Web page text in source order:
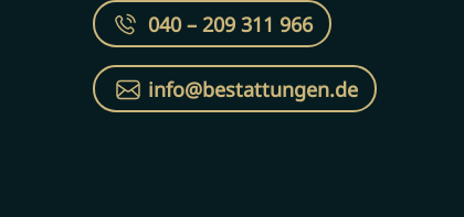
040 – 209 311 966
info@bestattungen.de